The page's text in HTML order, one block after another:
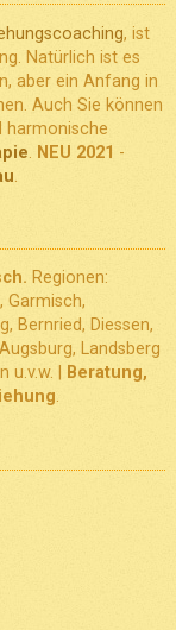
, ist
Natürlich ist es
aber ein Anfang in
Auch Sie können
harmonische
. NEU 2021 -
.
Regionen:
Garmisch,
Bernried, Diessen,
Landsberg
|
Beratung,
.